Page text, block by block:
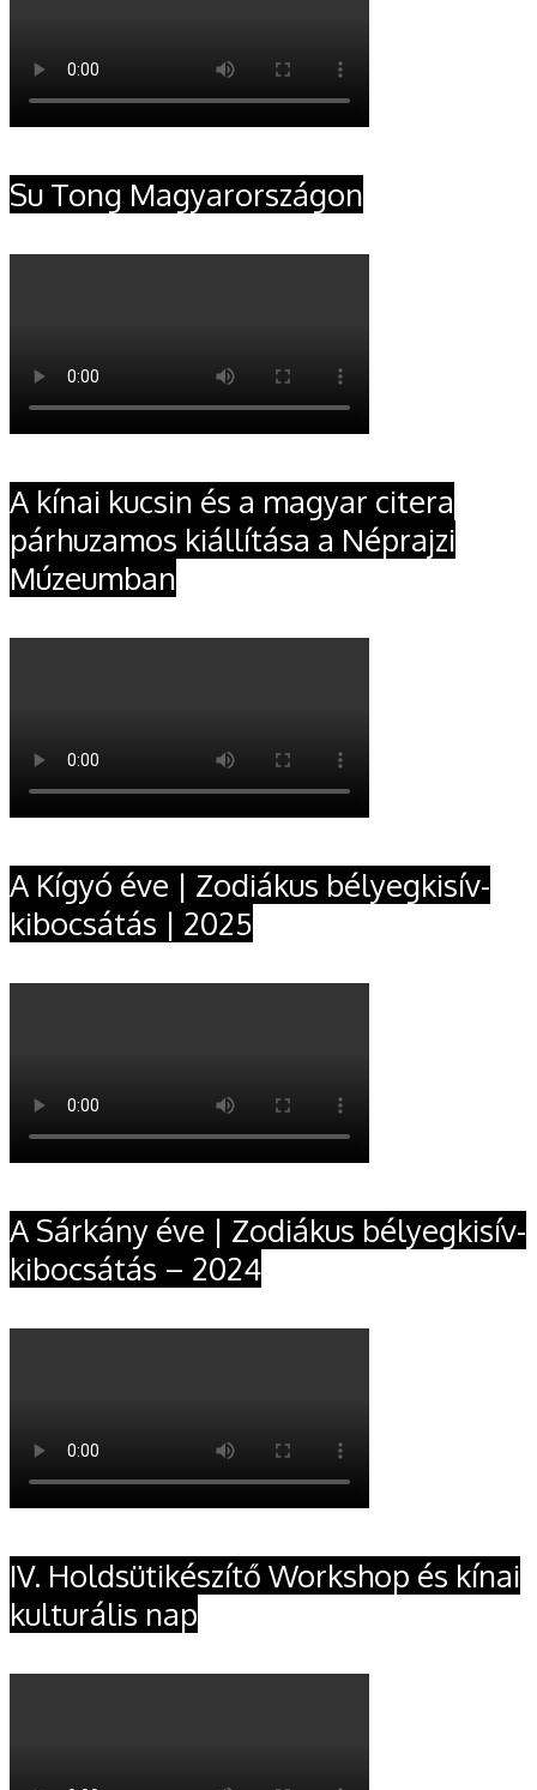
Su Tong Magyarországon
A kínai kucsin és a magyar citera
párhuzamos kiállítása a Néprajzi
Múzeumban
A Kígyó éve | Zodiákus bélyegkisív-
kibocsátás | 2025
A Sárkány éve | Zodiákus bélyegkisív-
kibocsátás – 2024
IV. Holdsütikészítő Workshop és kínai
kulturális nap